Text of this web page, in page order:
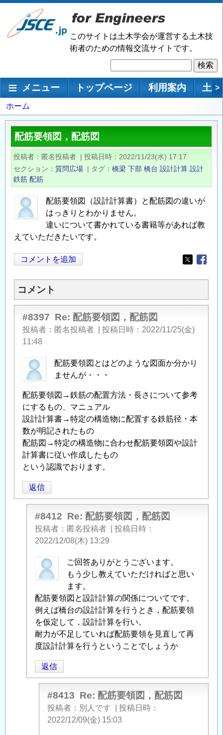
メ
ン
移
このサイトは土木学会が運営する土木技
術者のための情報交流サイトです。
索
メインナビゲーション
メニュー トップページ 利用案内 土 >
パ
ン
く
ず
ホーム
配筋要領図，配筋図
投稿者 匿名投稿者 | 投稿日時
2022/11/23(水) 17:17
セクション
質問広場 | タグ 橋梁 下部 橋台 設計計算 設計
鉄筋 配筋
配筋要領図（設計計算書）と配筋図の違いが
はっきりとわかりません。
違いについて書かれている書籍等があれば教
えていただきたいです。
コメントを追加
Opens in
コメント
#8397 Re: 配筋要領図，配筋図
投稿者 匿名投稿者 投稿日時
2022/11/25(金)
11:48
配筋要領図とはどのような図面か分かり
ませんが・・・
配筋要領図→鉄筋の配置方法・長さについて参考
にするもの、マニュアル
設計計算書→特定の構造物に配置する鉄筋径・本
数が明記されたもの
配筋図→特定の構造物に合わせ配筋要領図や設計
計算書に従い作成したもの
という認識でおります。
返信
#8412 Re: 配筋要領図，配筋図
投稿者 匿名投稿者
投稿日時
2022/12/08(木) 13:29
匿
名
稿
者
に
よ
る
配
筋
図，
ご回答ありがとうございます。
もう少し教えていただければと思い
ます。
配筋要領図と設計計算の関係についてです。
例えば橋台の設計計算を行うとき，配筋要領
を仮定して，設計計算を行い。
耐力が不足していれば配筋要領を見直して再
度設計計算を行うということでしょうか
返信
#8413 Re: 配筋要領図，配筋図
投稿者 別人です
投稿日時
2022/12/09(金) 15:03